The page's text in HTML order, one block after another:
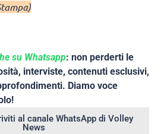
su Whatsapp: non perderti le
interviste, contenuti esclusivi,
Diamo voce
al canale WhatsApp di Volley
News